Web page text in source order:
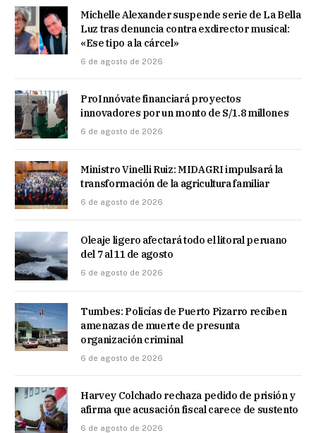
Michelle Alexander suspende serie de La Bella
Luz tras denuncia contra exdirector musical:
«Ese tipo a la cárcel»
6 de agosto de 2026
ProInnóvate financiará proyectos
innovadores por un monto de S/1.8 millones
6 de agosto de 2026
Ministro Vinelli Ruiz: MIDAGRI impulsará la
transformación de la agricultura familiar
6 de agosto de 2026
Oleaje ligero afectará todo el litoral peruano
del 7 al 11 de agosto
6 de agosto de 2026
Tumbes: Policías de Puerto Pizarro reciben
amenazas de muerte de presunta
organización criminal
6 de agosto de 2026
Harvey Colchado rechaza pedido de prisión y
afirma que acusación fiscal carece de sustento
6 de agosto de 2026